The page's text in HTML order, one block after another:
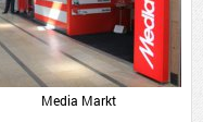
Media Markt